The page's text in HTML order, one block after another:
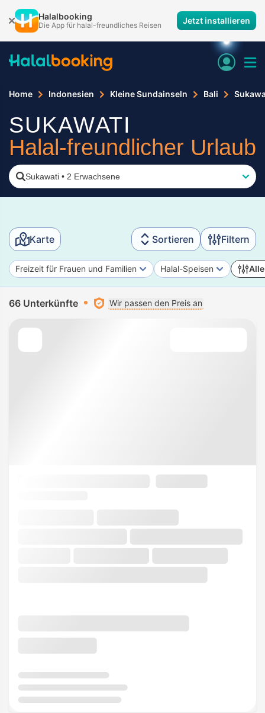
Halalbooking
Die App für halal-freundliches Reisen Jetzt installieren
Home Indonesien Kleine Sundainseln Bali
SUKAWATI
Halal-freundlicher Urlaub
Sukawati • 2 Erwachsene
Karte Sortieren Filtern
Freizeit für Frauen und Familien Halal-Speisen
66 Unterkünfte Wir passen den Preis an